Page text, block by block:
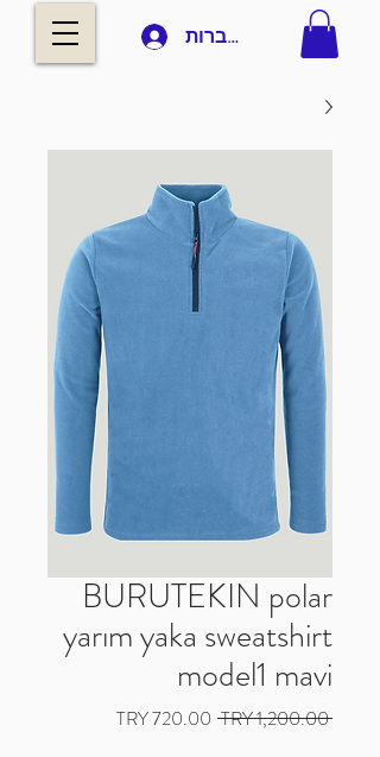
להתחברות
BURUTEKIN polar
yarım yaka sweatshirt
model1 mavi
‏1,200.00 ‏TRY
מחיר
מחיר